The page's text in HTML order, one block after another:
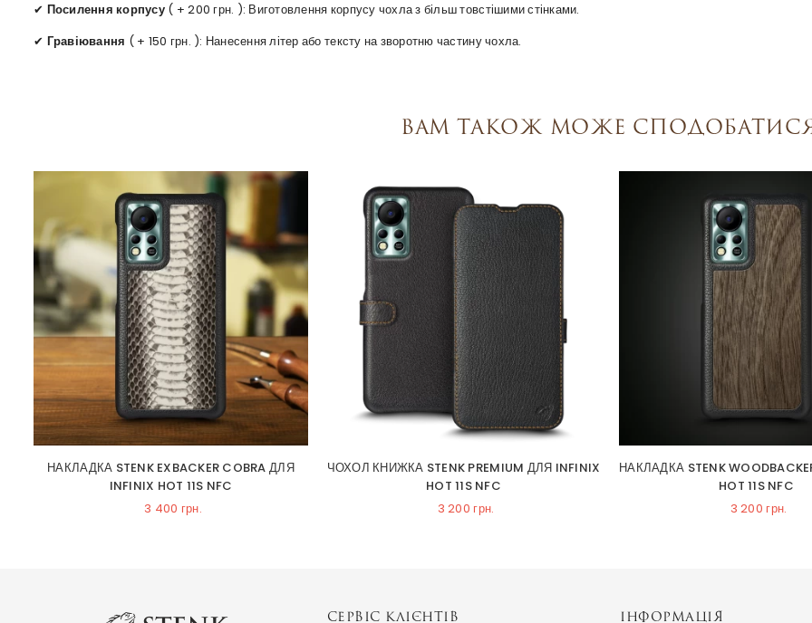
✔ Посилення корпусу ( + 200 грн. ): Виготовлення корпусу чохла з більш товстішими стінками.
✔ Гравіювання ( + 150 грн. ): Нанесення літер або тексту на зворотню частину чохла.
Вам також може
НАКЛАДКА STENK EXBACKER COBRA ДЛЯ
INFINIX HOT 11S NFC
3 400 грн.
ЧОХОЛ КНИЖКА STENK PREMIUM ДЛЯ INFINIX
HOT 11S NFC
3 200 грн.
НАКЛАДКА STENK
HOT 11S NFC
3 200 грн.
СЕРВІС КЛІЄНТІВ ІНФОРМАЦІЯ